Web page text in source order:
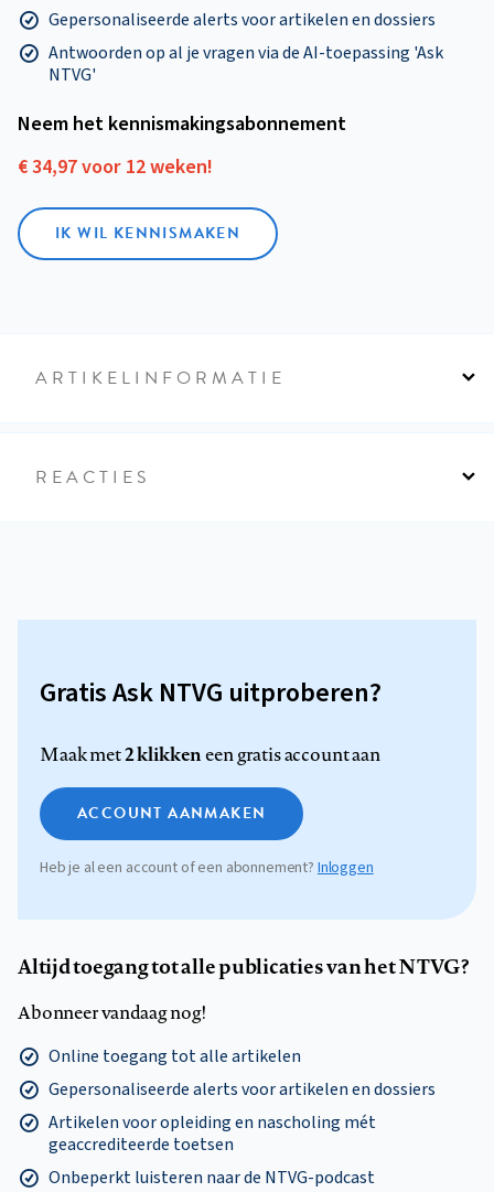
Gepersonaliseerde alerts voor artikelen en dossiers
Antwoorden op al je vragen via de AI-toepassing 'Ask
NTVG'
Neem het kennismakings­abonnement
€ 34,97 voor 12 weken!
IK WIL KENNISMAKEN
ARTIKELINFORMATIE
REACTIES
Gratis Ask NTVG uitproberen?
Maak met2 klikkeneen gratis account aan
ACCOUNT AANMAKEN
Heb je al een account of een abonnement?Inloggen
Altijd toegang tot alle publicaties van het NTVG?
Abonneer vandaag nog!
Online toegang tot alle artikelen
Gepersonaliseerde alerts voor artikelen en dossiers
Artikelen voor opleiding en nascholing mét
geaccrediteerde toetsen
Onbeperkt luisteren naar de NTVG-podcast